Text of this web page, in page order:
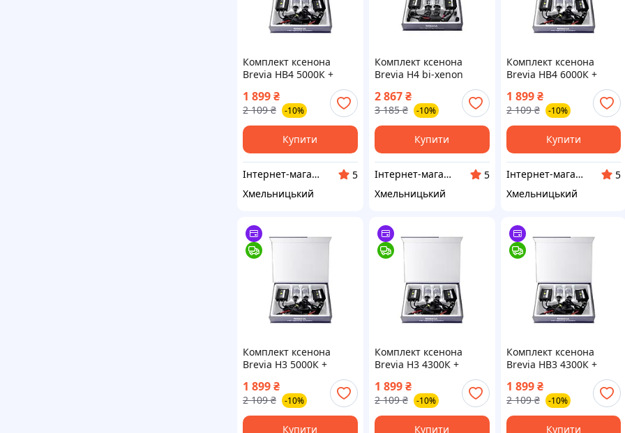
Комплект ксенона
Brevia HB4 5000К +
1 899₴
2 109 ₴ -10%
Купити
Інтернет-магазин "Запчастини до авто і не тільки"
5
Хмельницький
Комплект ксенона
Brevia Н4 bi-xenon
Ballast
2 867₴
3 185 ₴ -10%
Купити
Інтернет-магазин "Запчастини до авто і не тільки"
5
Хмельницький
Комплект ксенона
Brevia HB4 6000К +
1 899 ₴
2 109 ₴ -10%
Купити
Інтернет-магазин "Запчастини до авто і не тільки"
5
Хмельницький
Комплект ксенона
Brevia Н3 5000К +
1 899₴
2 109 ₴ -10%
Купити
Комплект ксенона
Brevia Н3 4300К +
1 899₴
2 109 ₴ -10%
Купити
Комплект ксенона
Brevia HB3 4300К +
1 899 ₴
2 109 ₴ -10%
Купити